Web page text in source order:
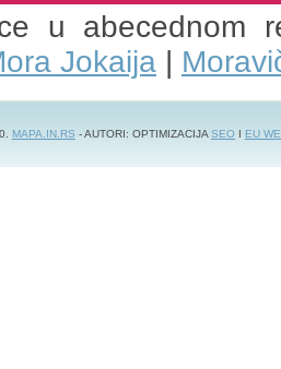
u abecednom
Jokaija |
MAPA.IN.RS - AUTORI: OPTIMIZACIJASEO I EU